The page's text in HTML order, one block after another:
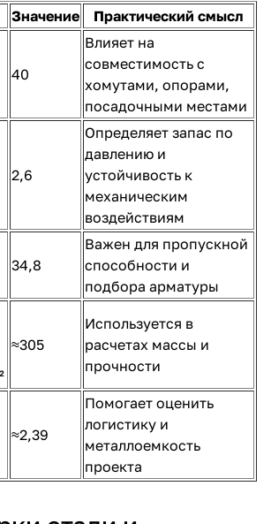
Значение Практический смысл
40
Влияет на
совместимость с
хомутами, опорами,
посадочными местами
2,6
Определяет запас по
давлению и
устойчивость к
механическим
воздействиям
34,8
Важен для пропускной
способности и
подбора арматуры
≈305
Используется в
расчетах массы и
прочности
≈2,39
Помогает оценить
логистику и
металлоемкость
проекта